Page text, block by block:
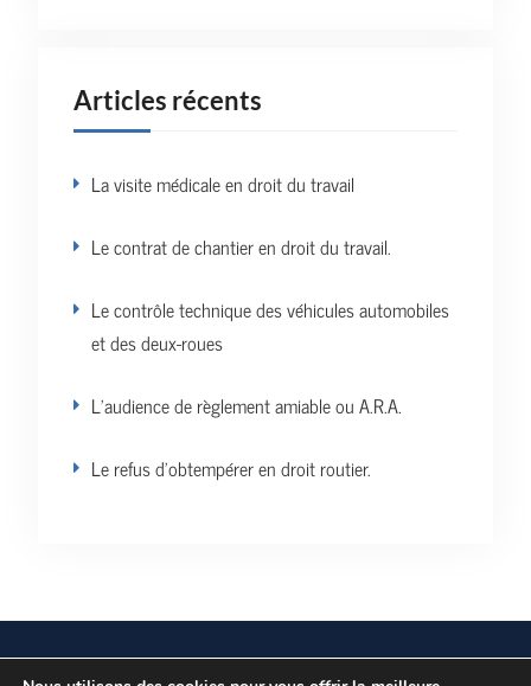
Articles récents
La visite médicale en droit du travail
Le contrat de chantier en droit du travail.
Le contrôle technique des véhicules automobiles
et des deux-roues
L’audience de règlement amiable ou A.R.A.
Le refus d’obtempérer en droit routier.
Vos données personnelles Politique de confidentialité